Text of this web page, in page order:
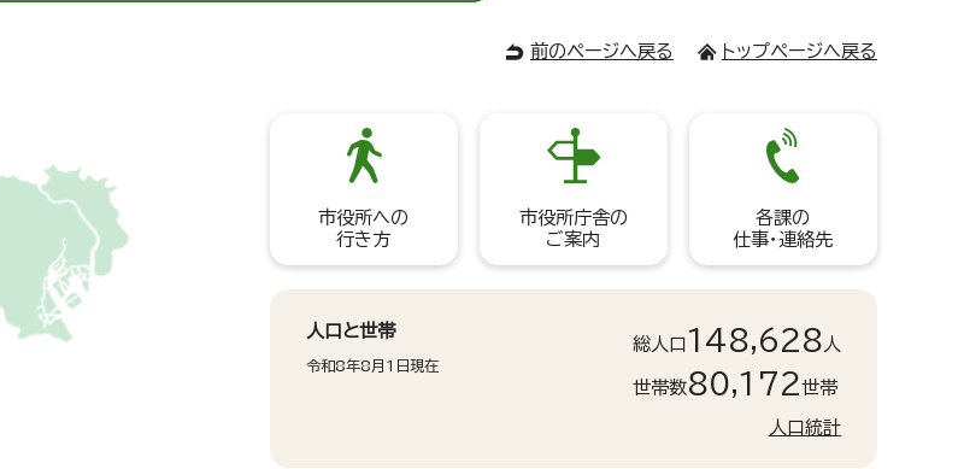
前のページへ戻る トップページへ戻る
市役所への
行き方
市役所庁舎の
ご案内
各課の
仕事・連絡先
人口と世帯
令和8年8月1日現在
総人口 148,628 人
世帯数80,172世帯
人口統計